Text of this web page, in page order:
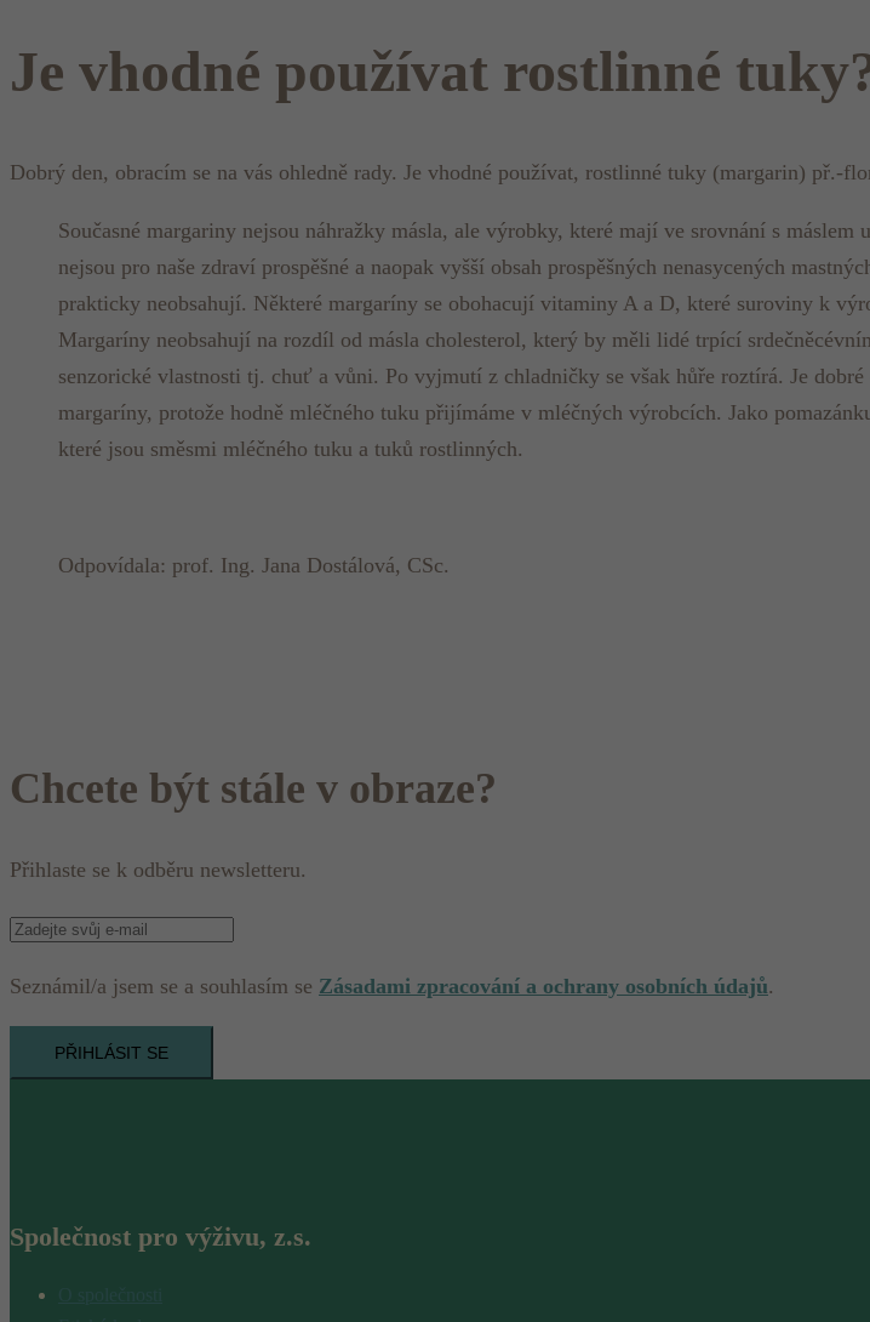
Je vhodné používat rostlinné
Dobrý den, obracím se na vás ohledně rady. Je vhodné používat, rostlinné tuky (margarin) př.-
Současné margariny nejsou náhražky másla, ale výrobky, které mají ve srovnání s
nejsou pro naše zdraví prospěšné a naopak vyšší obsah prospěšných nenasycených
prakticky neobsahují. Některé margaríny se obohacují vitaminy A a D, které suroviny k
Margaríny neobsahují na rozdíl od másla cholesterol, který by měli lidé trpící
senzorické vlastnosti tj. chuť a vůni. Po vyjmutí z chladničky se však hůře roztírá. Je
margaríny, protože hodně mléčného tuku přijímáme v mléčných výrobcích. Jako
které jsou směsmi mléčného tuku a tuků rostlinných.
Odpovídala: prof. Ing. Jana Dostálová, CSc.
Chcete být stále v obraze?
Přihlaste se k odběru newsletteru.
Seznámil/a jsem se a souhlasím se Zásadami zpracování a ochrany osobních údajů.
PŘIHLÁSIT SE
Společnost pro výživu, z.s.